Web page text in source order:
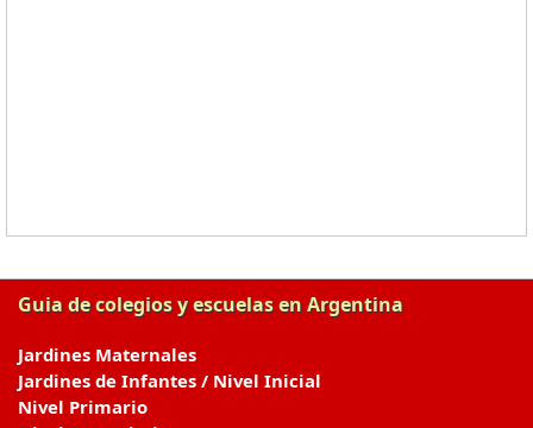
Guia de colegios y escuelas en Argentina
Jardines Maternales
Jardines de Infantes / Nivel Inicial
Nivel Primario